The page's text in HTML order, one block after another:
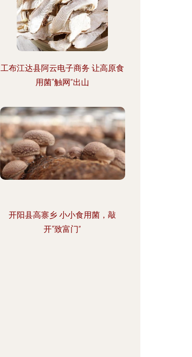
工布江达县阿云电子商务 让高原食
用菌“触网”出山
开阳县高寨乡 小小食用菌，敲
开“致富门”